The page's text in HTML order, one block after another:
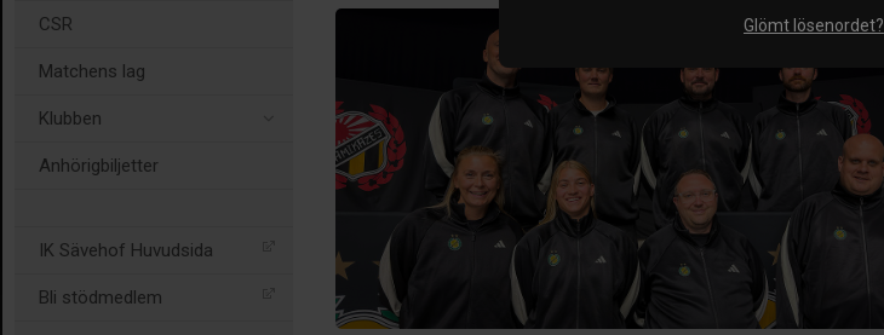
Glömt lösenordet?
CSR
Matchens lag
Klubben
Anhörigbiljetter
IK Sävehof Huvudsida
Bli stödmedlem